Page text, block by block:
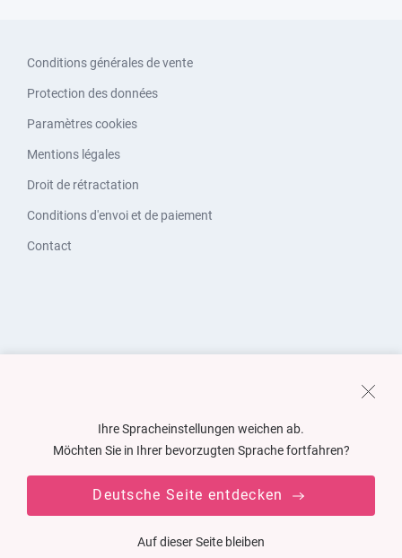
Conditions générales de vente
Protection des données
Paramètres cookies
Mentions légales
Droit de rétractation
Conditions d'envoi et de paiement
Contact
Ihre Spracheinstellungen weichen ab.
Möchten Sie in Ihrer bevorzugten Sprache fortfahren?
Deutsche Seite entdecken
Auf dieser Seite bleiben